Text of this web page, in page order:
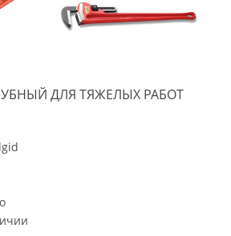
ДЛЯ ТЯЖЕЛЫХ РАБОТ